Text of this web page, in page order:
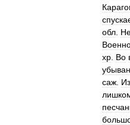
обл
хр Во
саж Из